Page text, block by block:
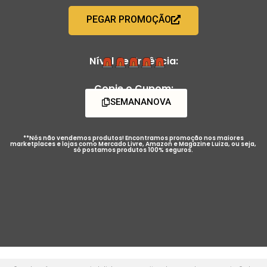
PEGAR PROMOÇÃO
Nível de Urgência:
Copie o Cupom:
SEMANANOVA
**Nós não vendemos produtos! Encontramos promoção nos maiores
marketplaces e lojas como Mercado Livre, Amazon e Magazine Luiza, ou seja,
só postamos produtos 100% seguros.